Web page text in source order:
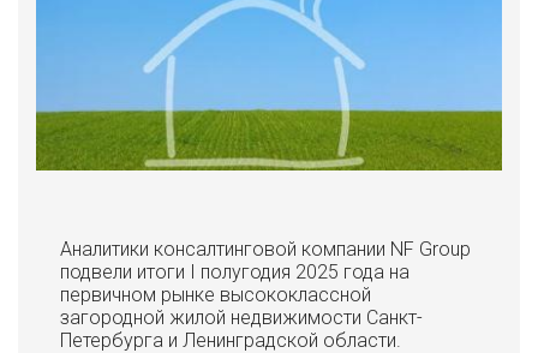
Аналитики консалтинговой компании NF Group
подвели итоги I полугодия 2025 года на
первичном рынке высококлассной
загородной жилой недвижимости Санкт-
Петербурга и Ленинградской области.